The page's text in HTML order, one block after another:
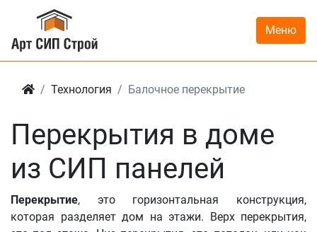
Меню
Технология Балочное перекрытие
Перекрытия в доме
из СИП панелей
Перекрытие, это горизонтальная конструкция,
которая разделяет дом на этажи. Верх перекрытия,